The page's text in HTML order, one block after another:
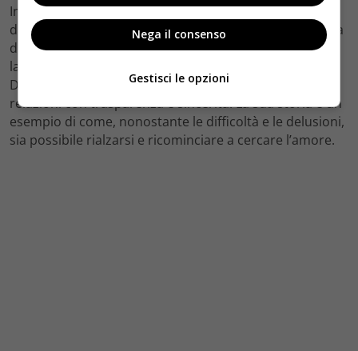
In un’intervista recente, Cristina ha parlato
dell’importanza di essere se stessi e di non avere paura
di mostrare le proprie emozioni. Questa filosofia di vita
la guida anche nel suo percorso all’interno di Uomini e
Donne, dove cerca di navigare le complessità delle
relazioni con trasparenza e sincerità. La sua storia è un
esempio di come, nonostante le difficoltà e le delusioni,
sia possibile rialzarsi e ricominciare a cercare l’amore.
Nega il consenso
Gestisci le opzioni